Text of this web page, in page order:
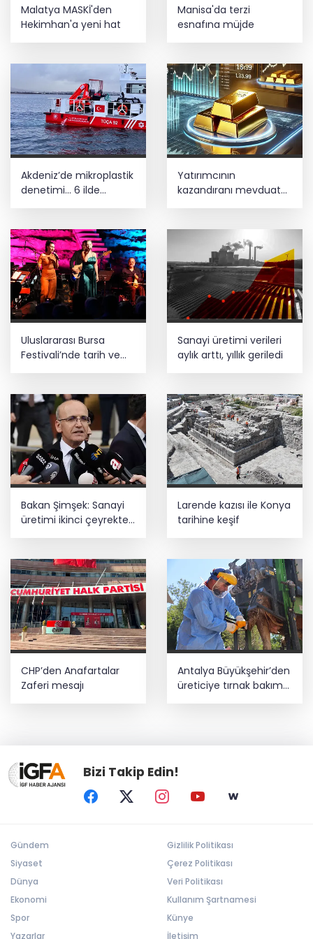
Malatya MASKİ'den
Hekimhan'a yeni hat
Manisa'da terzi
esnafına müjde
Akdeniz’de mikroplastik
denetimi... 6 ilde
Yatırımcının
kazandıranı mevduat
Uluslararası Bursa
Festivali’nde tarih ve
Sanayi üretimi verileri
aylık arttı, yıllık geriledi
Bakan Şimşek: Sanayi
üretimi ikinci çeyrekte
yüzde 1,9 büyüdü
Larende kazısı ile Konya
tarihine keşif
CHP’den Anafartalar
Zaferi mesajı
Antalya Büyükşehir’den
üreticiye tırnak bakım
Bizi Takip Edin!
Gündem
Siyaset
Dünya
Ekonomi
Spor
Yazarlar
Gizlilik Politikası
Çerez Politikası
Veri Politikası
Kullanım Şartnamesi
Künye
İletişim